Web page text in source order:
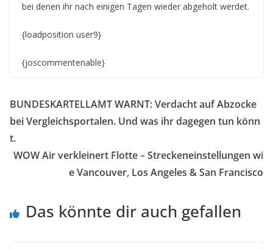
bei denen ihr nach einigen Tagen wieder abgeholt werdet.
{loadposition user9}
{joscommentenable}
BUNDESKARTELLAMT WARNT: Verdacht auf Abzocke
bei Vergleichsportalen. Und was ihr dagegen tun könn
t.
WOW Air verkleinert Flotte – Streckeneinstellungen wi
e Vancouver, Los Angeles & San Francisco
Das könnte dir auch gefallen